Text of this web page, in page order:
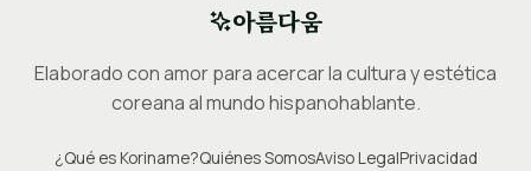
아름다움
Elaborado con amor para acercar la cultura y estética
coreana al mundo hispanohablante.
¿Qué es Koriname?Quiénes SomosAviso LegalPrivacidad